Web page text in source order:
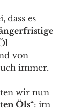
dass es
von
immer.
wir nun
Öls“: im